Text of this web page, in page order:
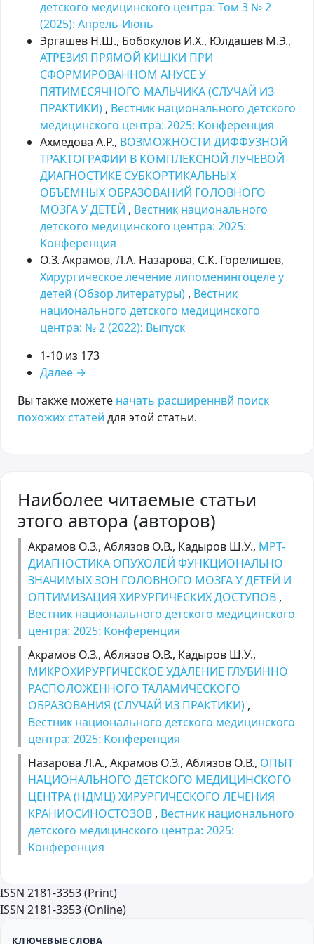
детского медицинского центра: Том 3 № 2
(2025): Апрель-Июнь
Эргашев Н.Ш., Бобокулов И.Х., Юлдашев М.Э.,
АТРЕЗИЯ ПРЯМОЙ КИШКИ ПРИ
СФОРМИРОВАННОМ АНУСЕ У
ПЯТИМЕСЯЧНОГО МАЛЬЧИКА (СЛУЧАЙ ИЗ
ПРАКТИКИ) , Вестник национального детского
медицинского центра: 2025: Kонференция
Ахмедова А.Р., ВОЗМОЖНОСТИ ДИФФУЗНОЙ
ТРАКТОГРАФИИ В КОМПЛЕКСНОЙ ЛУЧЕВОЙ
ДИАГНОСТИКЕ СУБКОРТИКАЛЬНЫХ
ОБЪЕМНЫХ ОБРАЗОВАНИЙ ГОЛОВНОГО
МОЗГА У ДЕТЕЙ , Вестник национального
детского медицинского центра: 2025:
Kонференция
О.З. Акрамов, Л.А. Назарова, С.К. Горелишев,
Хирургическое лечение липоменингоцеле у
детей (Обзор литературы) , Вестник
национального детского медицинского
центра: № 2 (2022): Выпуск
1-10 из 173
Далее →
Вы также можете начать расширеннвй поиск
похожих статей для этой статьи.
Наиболее читаемые статьи
этого автора (авторов)
Акрамов О.З., Аблязов О.В., Кадыров Ш.У., МРТ-
ДИАГНОСТИКА ОПУХОЛЕЙ ФУНКЦИОНАЛЬНО
ЗНАЧИМЫХ ЗОН ГОЛОВНОГО МОЗГА У ДЕТЕЙ И
ОПТИМИЗАЦИЯ ХИРУРГИЧЕСКИХ ДОСТУПОВ ,
Вестник национального детского медицинского
центра: 2025: Kонференция
Акрамов О.З., Аблязов О.В., Кадыров Ш.У.,
МИКРОХИРУРГИЧЕСКОЕ УДАЛЕНИЕ ГЛУБИННО
РАСПОЛОЖЕННОГО ТАЛАМИЧЕСКОГО
ОБРАЗОВАНИЯ (СЛУЧАЙ ИЗ ПРАКТИКИ) ,
Вестник национального детского медицинского
центра: 2025: Kонференция
Назарова Л.А., Акрамов О.З., Аблязов О.В., ОПЫТ
НАЦИОНАЛЬНОГО ДЕТСКОГО МЕДИЦИНСКОГО
ЦЕНТРА (НДМЦ) ХИРУРГИЧЕСКОГО ЛЕЧЕНИЯ
КРАНИОСИНОСТОЗОВ , Вестник национального
детского медицинского центра: 2025:
Kонференция
ISSN 2181-3353 (Print)
ISSN 2181-3353 (Online)
КЛЮЧЕВЫЕ СЛОВА